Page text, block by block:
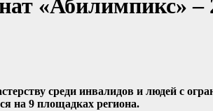
«Абилимпикс» –
среди инвалидов и людей с
на 9 площадках региона.